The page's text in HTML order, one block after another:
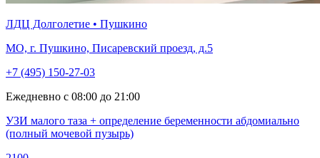
ЛДЦ Долголетие • Пушкино
МО, г. Пушкино, Писаревский проезд, д.5
+7 (495) 150-27-03
Ежедневно с 08:00 до 21:00
УЗИ малого таза + определение беременности абдомиально
(полный мочевой пузырь)